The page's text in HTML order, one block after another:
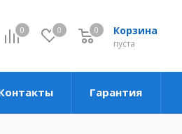
0 0 Корзина
пуста
0
Гарантия